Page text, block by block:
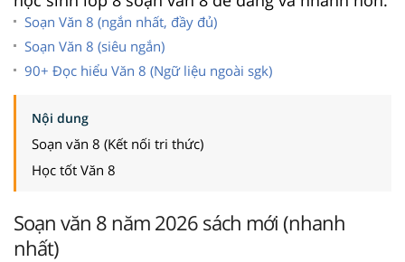
Soạn Văn 8 (ngắn nhất, đầy đủ)
Soạn Văn 8 (siêu ngắn)
90+ Đọc hiểu Văn 8 (Ngữ liệu ngoài sgk)
Nội dung
Soạn văn 8 (Kết nối tri thức)
Học tốt Văn 8
Soạn văn 8 năm 2026 sách mới (nhanh
nhất)